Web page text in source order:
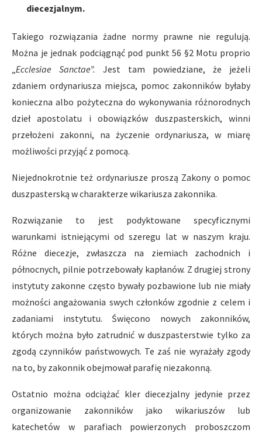
diecezjalnym.
Takiego rozwiązania żadne normy prawne nie regulują.
Można je jednak podciągnąć pod punkt 56 §2 Motu proprio
„Ecclesiae Sanctae”. Jest tam powiedziane, że jeżeli
zdaniem ordynariusza miejsca, pomoc zakonników byłaby
konieczna albo pożyteczna do wykonywania różnorodnych
dzieł apostolatu i obowiązków duszpasterskich, winni
przełożeni zakonni, na życzenie ordynariusza, w miarę
możliwości przyjąć z pomocą.
Niejednokrotnie też ordynariusze proszą Zakony o pomoc
duszpasterską w charakterze wikariusza zakonnika.
Rozwiązanie to jest podyktowane specyficznymi
warunkami istniejącymi od szeregu lat w naszym kraju.
Różne diecezje, zwłaszcza na ziemiach zachodnich i
północnych, pilnie potrzebowały kapłanów. Z drugiej strony
instytuty zakonne często bywały pozbawione lub nie miały
możności angażowania swych członków zgodnie z celem i
zadaniami instytutu. Święcono nowych zakonników,
których można było zatrudnić w duszpasterstwie tylko za
zgodą czynników państwowych. Te zaś nie wyrażały zgody
na to, by zakonnik obejmował parafię niezakonną.
Ostatnio można odciążać kler diecezjalny jedynie przez
organizowanie zakonników jako wikariuszów lub
katechetów w parafiach powierzonych proboszczom